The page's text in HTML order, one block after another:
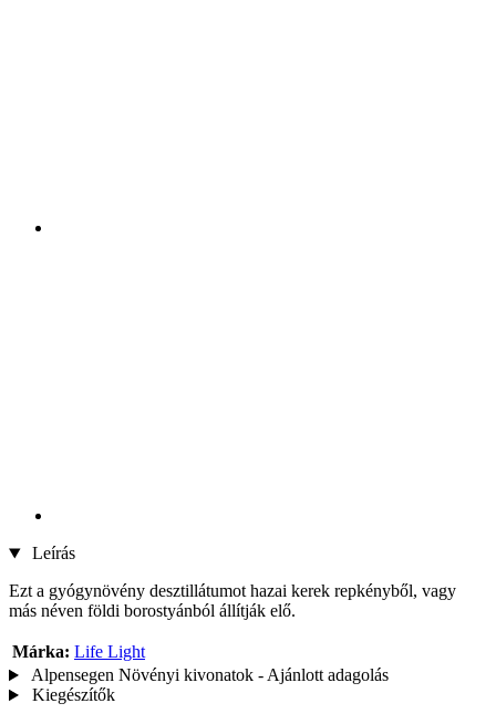
Leírás
Ezt a gyógynövény desztillátumot hazai kerek repkényből, vagy
más néven földi borostyánból állítják elő.
Márka: Life Light
Alpensegen Növényi kivonatok - Ajánlott adagolás
Kiegészítők